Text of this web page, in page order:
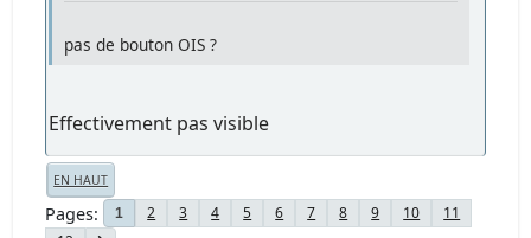
pas de bouton OIS ?
Effectivement pas visible
EN HAUT
Pages 1 2 3 4 5 6 7 8 9 10
11